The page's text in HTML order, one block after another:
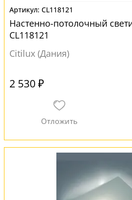
CL118121
Настенно-потолочный
CL118121
Citilux (Дания)
2 530 ₽